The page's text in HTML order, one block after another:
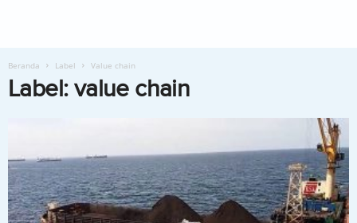
Beranda Label Value chain
Label: value chain